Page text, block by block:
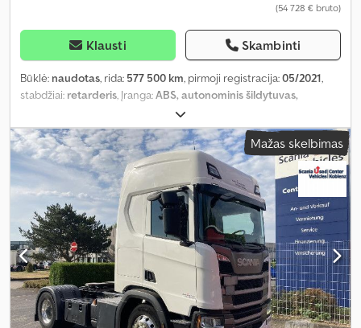
(54 728 € bruto)
Klausti Skambinti
Būklė: naudotas, rida: 577 500 km, pirmoji registracija:05/2021,
stabdžiai: retarderis, Įranga:ABS, autonominis šildytuvas,
Mažas skelbimas